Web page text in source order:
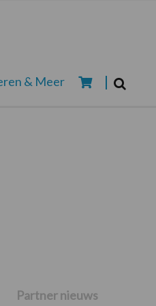
& Meer
Partner nieuws